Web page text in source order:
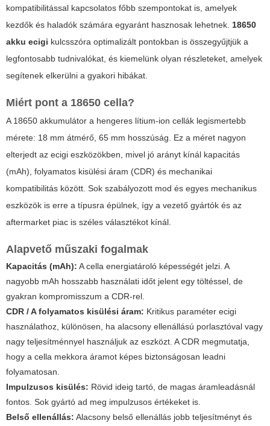
kompatibilitással kapcsolatos főbb szempontokat is, amelyek
kezdők és haladók számára egyaránt hasznosak lehetnek. 18650
akku ecigi kulcsszóra optimalizált pontokban is összegyűjtjük a
legfontosabb tudnivalókat, és kiemelünk olyan részleteket, amelyek
segítenek elkerülni a gyakori hibákat.
Miért pont a 18650 cella?
A 18650 akkumulátor a hengeres lítium-ion cellák legismertebb
mérete: 18 mm átmérő, 65 mm hosszúság. Ez a méret nagyon
elterjedt az ecigi eszközökben, mivel jó arányt kínál kapacitás
(mAh), folyamatos kisülési áram (CDR) és mechanikai
kompatibilitás között. Sok szabályozott mod és egyes mechanikus
eszközök is erre a típusra épülnek, így a vezető gyártók és az
aftermarket piac is széles választékot kínál.
Alapvető műszaki fogalmak
Kapacitás (mAh): A cella energiatároló képességét jelzi. A
nagyobb mAh hosszabb használati időt jelent egy töltéssel, de
gyakran kompromisszum a CDR-rel.
CDR / A folyamatos kisülési áram: Kritikus paraméter ecigi
használathoz, különösen, ha alacsony ellenállású porlasztóval vagy
nagy teljesítménnyel használjuk az eszközt. A CDR megmutatja,
hogy a cella mekkora áramot képes biztonságosan leadni
folyamatosan.
Impulzusos kisülés: Rövid ideig tartó, de magas áramleadásnál
fontos. Sok gyártó ad meg impulzusos értékeket is.
Belső ellenállás: Alacsony belső ellenállás jobb teljesítményt és